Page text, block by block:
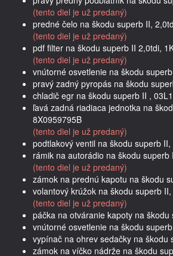
(tento diel je už predaný)
predné čelo na škodu superb II,
(tento diel je už predaný)
pdf filter na škodu superb II 2,0tdi,
(tento diel je už predaný)
vnútorné osvetlenie na škodu
pravý zadný pyropás na škodu
chladič egr na škodu superb II ,
ľavá zadná riadiaca jednotka na
8X0959795B
(tento diel je už predaný)
podtlakový ventil na škodu superb
rámik na autorádio na škodu superb
(tento diel je už predaný)
zámok na prednú kapotu na škodu
volantový krúžok na škodu superb
(tento diel je už predaný)
páčka na otváranie kapoty na škodu
vnútorné osvetlenie na škodu
vypínač na ohrev sedačky na škodu
zámok na víčko nádrže na škodu